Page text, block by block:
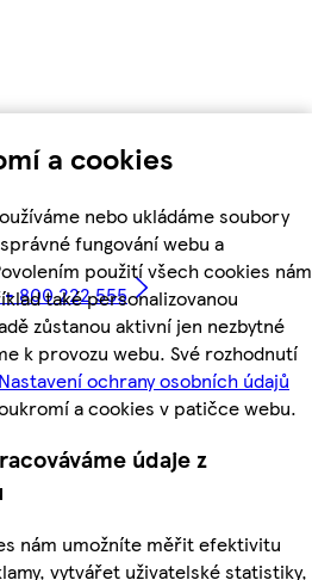
a cookies
nebo ukládáme soubory
fungování webu a
použití všech cookies nám
také personalizovanou
zůstanou aktivní jen nezbytné
k provozu webu. Své rozhodnutí
Nastavení ochrany osobních údajů
a cookies v patičce webu.
údaje z
nám umožníte měřit efektivitu
vytvářet uživatelské statistiky,
800 222 555